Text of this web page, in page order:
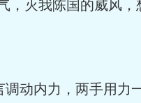
，灭我陈国的威风
内力，两手用力一